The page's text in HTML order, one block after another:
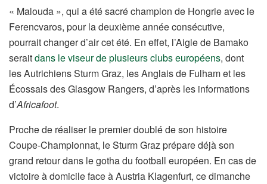
« Malouda », qui a été sacré champion de Hongrie avec le
Ferencvaros, pour la deuxième année consécutive,
pourrait changer d’air cet été. En effet, l’Aigle de Bamako
seraitdans le viseur de plusieurs clubs européens, dont
les Autrichiens Sturm Graz, les Anglais de Fulham et les
Écossais des Glasgow Rangers, d’après les informations
d’Africafoot.
Proche de réaliser le premier doublé de son histoire
Coupe-Championnat, le Sturm Graz prépare déjà son
grand retour dans le gotha du football européen. En cas de
victoire à domicile face à Austria Klagenfurt, ce dimanche